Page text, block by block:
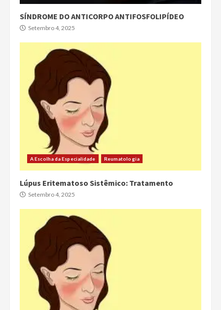
SÍNDROME DO ANTICORPO ANTIFOSFOLIPÍDEO
Setembro 4, 2025
A Escolha da Especialidade Reumatologia
Lúpus Eritematoso Sistêmico: Tratamento
Setembro 4, 2025